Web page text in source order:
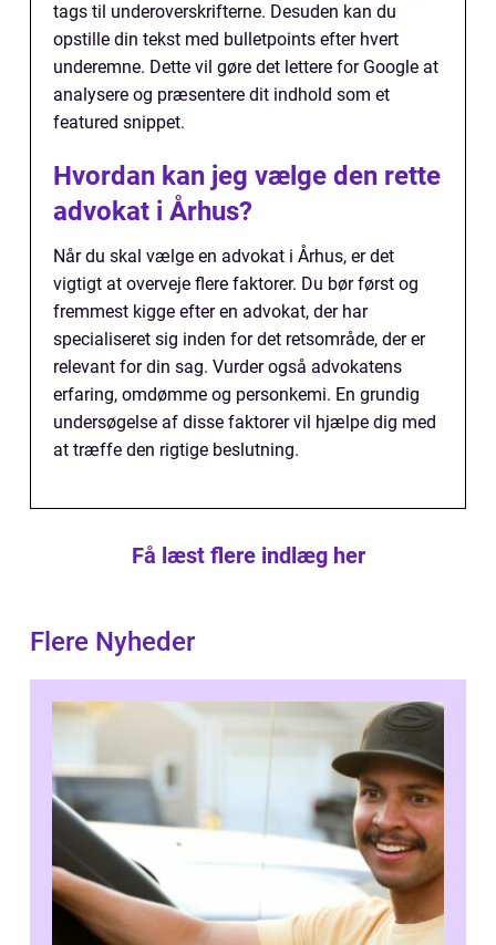
tags til underoverskrifterne. Desuden kan du
opstille din tekst med bulletpoints efter hvert
underemne. Dette vil gøre det lettere for Google at
analysere og præsentere dit indhold som et
featured snippet.
Hvordan kan jeg vælge den rette
advokat i Århus?
Når du skal vælge en advokat i Århus, er det
vigtigt at overveje flere faktorer. Du bør først og
fremmest kigge efter en advokat, der har
specialiseret sig inden for det retsområde, der er
relevant for din sag. Vurder også advokatens
erfaring, omdømme og personkemi. En grundig
undersøgelse af disse faktorer vil hjælpe dig med
at træffe den rigtige beslutning.
Få læst flere indlæg her
Flere Nyheder